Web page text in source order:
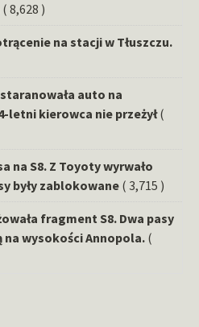
( 8,628 )
na stacji w Tłuszczu.
auto na
letni kierowca nie przeżył (
na S8. Z Toyoty wyrwało
były zablokowane ( 3,715 )
fragment S8. Dwa pasy
na wysokości Annopola. (